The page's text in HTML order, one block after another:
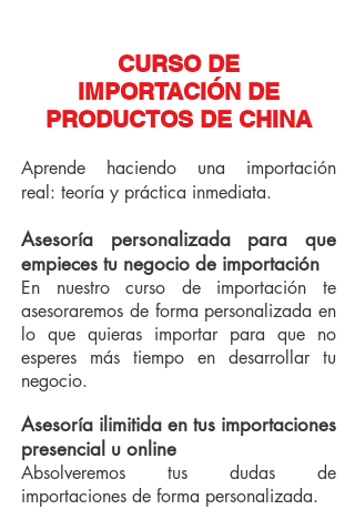
CURSO DE
IMPORTACIÓN DE
PRODUCTOS DE CHINA
Aprende haciendo una importación
real: teoría y práctica inmediata.
Asesoría personalizada para que
empieces tu negocio de importación
En nuestro curso de importación te
asesoraremos de forma personalizada en
lo que quieras importar para que no
esperes más tiempo en desarrollar tu
negocio.
Asesoría ilimitida en tus importaciones
presencial u online
Absolveremos tus dudas de
importaciones de forma personalizada.